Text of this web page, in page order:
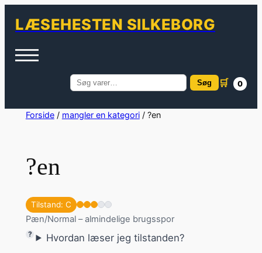
LÆSEHESTEN SILKEBORG
Søg
Søg 🛒 0
SpringForside/ mangler en kategori/ ?en
?en
Tilstand: C
Pæn/Normal – almindelige brugsspor
Hvordan læser jeg tilstanden?